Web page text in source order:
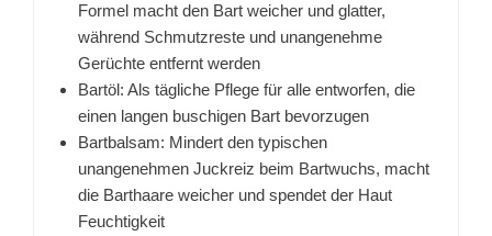
Formel macht den Bart weicher und glatter,
während Schmutzreste und unangenehme
Gerüchte entfernt werden
Bartöl: Als tägliche Pflege für alle entworfen, die
einen langen buschigen Bart bevorzugen
Bartbalsam: Mindert den typischen
unangenehmen Juckreiz beim Bartwuchs, macht
die Barthaare weicher und spendet der Haut
Feuchtigkeit